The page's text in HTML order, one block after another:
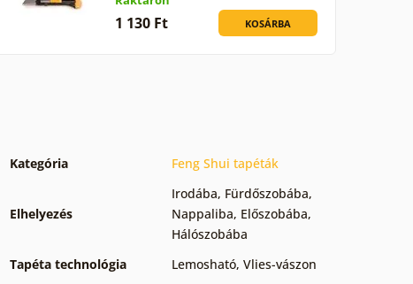
1 130 Ft KOSÁRBA
Kategória Feng Shui tapéták
Elhelyezés
Irodába, Fürdőszobába,
Nappaliba, Előszobába,
Hálószobába
Tapéta technológia
Lemosható, Vlies-vászon